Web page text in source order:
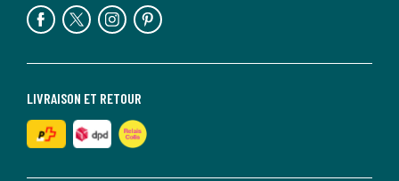
LIVRAISON ET RETOUR